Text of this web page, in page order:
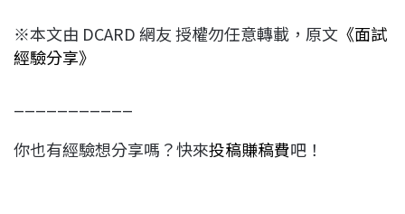
※本文由 DCARD 網友 授權勿任意轉載，原文 《面試
經驗分享》
你也有經驗想分享嗎？快來投稿賺稿費吧！